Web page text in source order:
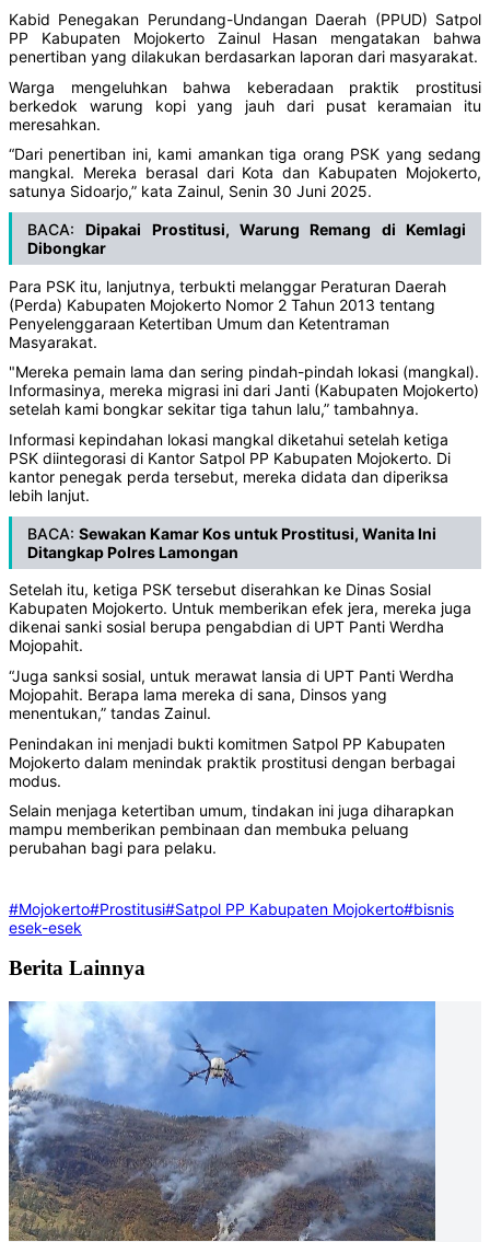
Kabid Penegakan Perundang-Undangan Daerah (PPUD) Satpol
PP Kabupaten Mojokerto Zainul Hasan mengatakan bahwa
penertiban yang dilakukan berdasarkan laporan dari masyarakat.
Warga mengeluhkan bahwa keberadaan praktik prostitusi
berkedok warung kopi yang jauh dari pusat keramaian itu
meresahkan.
“Dari penertiban ini, kami amankan tiga orang PSK yang sedang
mangkal. Mereka berasal dari Kota dan Kabupaten Mojokerto,
satunya Sidoarjo,” kata Zainul, Senin 30 Juni 2025.
BACA:Dipakai Prostitusi, Warung Remang di Kemlagi
Dibongkar
Para PSK itu, lanjutnya, terbukti melanggar Peraturan Daerah
(Perda) Kabupaten Mojokerto Nomor 2 Tahun 2013 tentang
Penyelenggaraan Ketertiban Umum dan Ketentraman
Masyarakat.
"Mereka pemain lama dan sering pindah-pindah lokasi (mangkal).
Informasinya, mereka migrasi ini dari Janti (Kabupaten Mojokerto)
setelah kami bongkar sekitar tiga tahun lalu,” tambahnya.
Informasi kepindahan lokasi mangkal diketahui setelah ketiga
PSK diintegorasi di Kantor Satpol PP Kabupaten Mojokerto. Di
kantor penegak perda tersebut, mereka didata dan diperiksa
lebih lanjut.
BACA: Sewakan Kamar Kos untuk Prostitusi, Wanita Ini
Ditangkap Polres Lamongan
Setelah itu, ketiga PSK tersebut diserahkan ke Dinas Sosial
Kabupaten Mojokerto. Untuk memberikan efek jera, mereka juga
dikenai sanki sosial berupa pengabdian di UPT Panti Werdha
Mojopahit.
“Juga sanksi sosial, untuk merawat lansia di UPT Panti Werdha
Mojopahit. Berapa lama mereka di sana, Dinsos yang
menentukan,” tandas Zainul.
Penindakan ini menjadi bukti komitmen Satpol PP Kabupaten
Mojokerto dalam menindak praktik prostitusi dengan berbagai
modus.
Selain menjaga ketertiban umum, tindakan ini juga diharapkan
mampu memberikan pembinaan dan membuka peluang
perubahan bagi para pelaku.
#Mojokerto#Prostitusi#Satpol PP Kabupaten Mojokerto#bisnis
esek-esek
Berita Lainnya